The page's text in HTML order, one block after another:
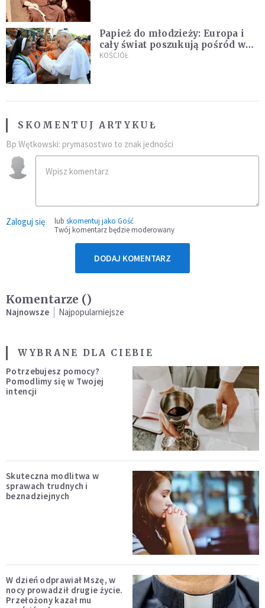
Papież do młodzieży: Europa i
cały świat poszukują pośród was
nowych świętych
KOŚCIÓŁ
SKOMENTUJ ARTYKUŁ
Bp Wętkowski: prymasostwo to znak jedności
Zaloguj się lub skomentuj jako Gość
Twój komentarz będzie moderowany
DODAJ KOMENTARZ
Komentarze ()
Najnowsze Najpopularniejsze
WYBRANE DLA CIEBIE
Potrzebujesz pomocy?
Pomodlimy się w Twojej
intencji
Skuteczna modlitwa w
sprawach trudnych i
beznadziejnych
W dzień odprawiał Mszę, w
nocy prowadził drugie życie.
Przełożony kazał mu